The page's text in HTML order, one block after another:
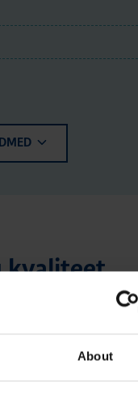
About
kvaliteet